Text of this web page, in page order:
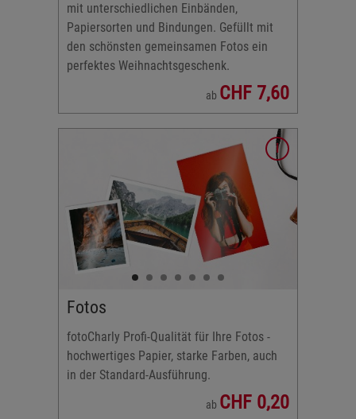
mit unterschiedlichen Einbänden,
Papiersorten und Bindungen. Gefüllt mit
den schönsten gemeinsamen Fotos ein
perfektes Weihnachtsgeschenk.
ab CHF 7,60
Fotos
fotoCharly Profi-Qualität für Ihre Fotos -
hochwertiges Papier, starke Farben, auch
in der Standard-Ausführung.
ab CHF 0,20